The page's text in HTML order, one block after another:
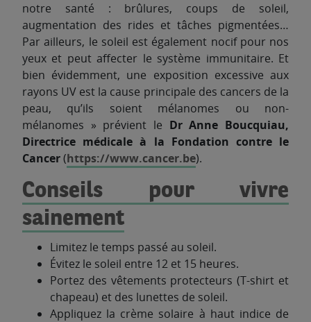
notre santé : brûlures, coups de soleil,
augmentation des rides et tâches pigmentées…
Par ailleurs, le soleil est également nocif pour nos
yeux et peut affecter le système immunitaire. Et
bien évidemment, une exposition excessive aux
rayons UV est la cause principale des cancers de la
peau, qu’ils soient mélanomes ou non-
mélanomes » prévient le Dr Anne Boucquiau,
Directrice médicale à la Fondation contre le
Cancer(https://www.cancer.be).
Conseils pour vivre
sainement
Limitez le temps passé au soleil.
Évitez le soleil entre 12 et 15 heures.
Portez des vêtements protecteurs (T-shirt et
chapeau) et des lunettes de soleil.
Appliquez la crème solaire à haut indice de